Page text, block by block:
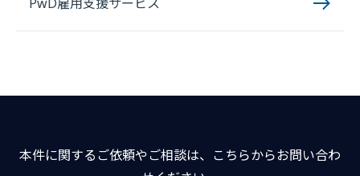
本件に関するご依頼やご相談は、こちらからお問い合わ